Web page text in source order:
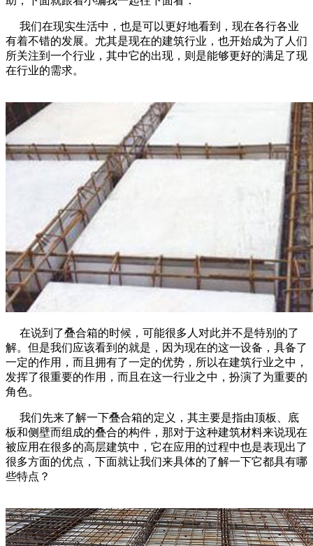
我们在现实生活中，也是可以更好地看到，现在各行各业
有着不错的发展。尤其是现在的建筑行业，也开始成为了人们
所关注到一个行业，其中它的出现，则是能够更好的满足了现
在行业的需求。
在说到了叠合箱的时候，可能很多人对此并不是特别的了
解。但是我们应该看到的就是，因为现在的这一设备，具备了
一定的作用，而且拥有了一定的优势，所以在建筑行业之中，
发挥了很重要的作用，而且在这一行业之中，扮演了为重要的
角色。
我们先来了解一下叠合箱的定义，其主要是指由顶板、底
板和侧壁而组成的叠合的构件，那对于这种建筑材料来说现在
被应用在很多的高层建筑中，它在应用的过程中也是表现出了
很多方面的优点，下面就让我们来具体的了解一下它都具有哪
些特点？